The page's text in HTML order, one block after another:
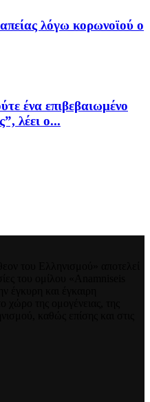
λόγω κορωνοϊού ο
ένα επιβεβαιωμένο
λέει ο...